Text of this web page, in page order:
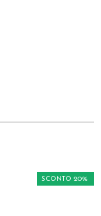
SCONTO 20%